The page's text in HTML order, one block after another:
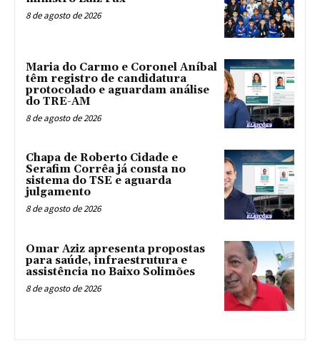
8 de agosto de 2026
Maria do Carmo e Coronel Aníbal
têm registro de candidatura
protocolado e aguardam análise
do TRE-AM
8 de agosto de 2026
Chapa de Roberto Cidade e
Serafim Corrêa já consta no
sistema do TSE e aguarda
julgamento
8 de agosto de 2026
Omar Aziz apresenta propostas
para saúde, infraestrutura e
assistência no Baixo Solimões
8 de agosto de 2026